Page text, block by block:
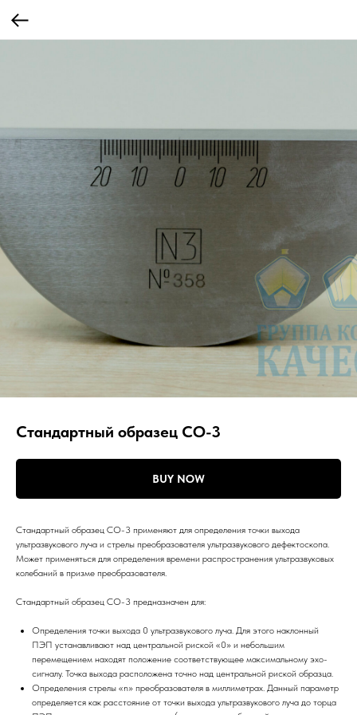
Стандартный образец СО-3
BUY NOW
Стандартный образец СО-3 применяют для определения точки выхода
ультразвукового луча и стрелы преобразователя ультразвукового дефектоскопа.
Может применяться для определения времени распространения ультразвуковых
колебаний в призме преобразователя.
Cтандартный образец СО-3 предназначен для:
Определения точки выхода 0 ультразвукового луча. Для этого наклонный
ПЭП устанавливают над центральной риской «0» и небольшим
перемещением находят положение соответствующее максимальному эхо-
сигналу. Точка выхода расположена точно над центральной риской образца.
Определения стрелы «n» преобразователя в миллиметрах. Данный параметр
определяется как расстояние от точки выхода ультразвукового луча до торца